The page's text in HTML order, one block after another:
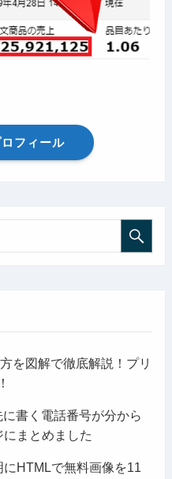
フィール
を図解で徹底解説！プリ
書く電話番号が分から
まとめました
HTMLで無料画像を11